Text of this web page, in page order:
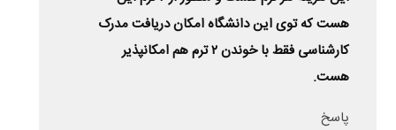
هست که توی این دانشگاه امکان دریافت مدرک
کارشناسی فقط با خوندن ۲ ترم هم امکانپذیر
هست.
پاسخ